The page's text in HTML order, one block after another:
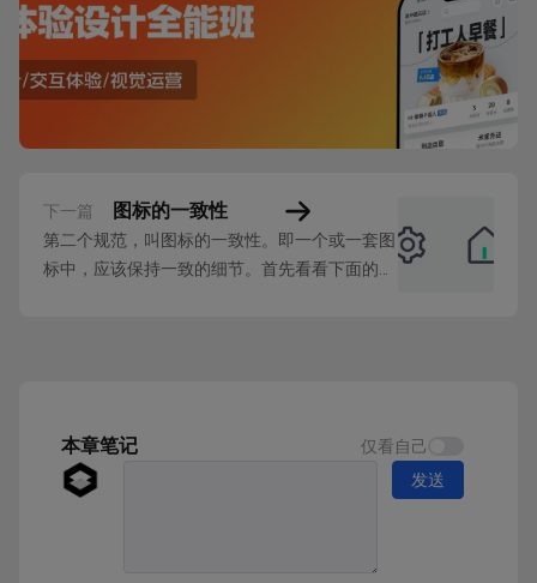
下一篇 图标的一致性
第二个规范，叫图标的一致性。即一个或一套图
标中，应该保持一致的细节。首先看看下面的反
性有哪...
本章笔记 仅看自己
发送